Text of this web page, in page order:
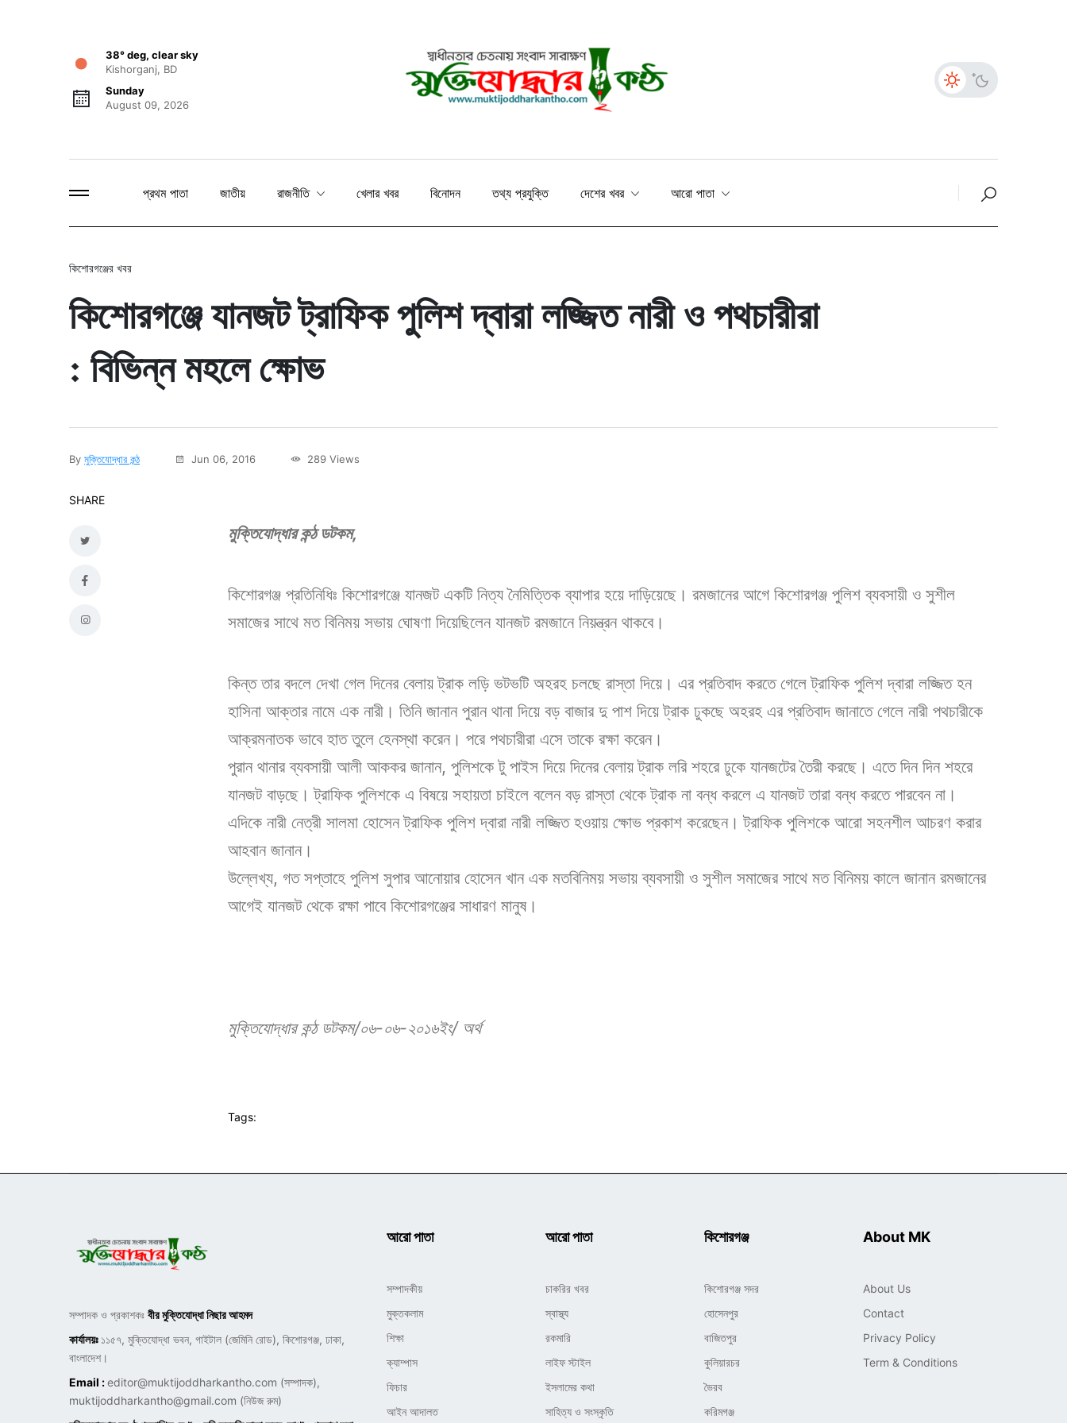
38° deg, clear sky
Kishorganj, BD
Sunday
August 09, 2026
প্রথম পাতা জাতীয় রাজনীতি খেলার খবর বিনোদন তথ্য প্রযুক্তি দেশের খবর আরো পাতা
কিশোরগঞ্জের খবর
কিশোরগঞ্জে যানজট ট্রাফিক পুলিশ দ্বারা লজ্জিত নারী ও পথচারীরা
: বিভিন্ন মহলে ক্ষোভ
By মুক্তিযোদ্ধার কন্ঠ Jun 06, 2016 289 Views
SHARE
মুক্তিযোদ্ধার কন্ঠ ডটকম,
কিশোরগঞ্জ প্রতিনিধিঃ কিশোরগঞ্জে যানজট একটি নিত্য নৈমিত্তিক ব্যাপার হয়ে দাড়িয়েছে। রমজানের আগে কিশোরগঞ্জ পুলিশ ব্যবসায়ী ও সুশীল
সমাজের সাথে মত বিনিময় সভায় ঘোষণা দিয়েছিলেন যানজট রমজানে নিয়ন্ত্রন থাকবে।
কিন্ত তার বদলে দেখা গেল দিনের বেলায় ট্রাক লড়ি ভটভটি অহরহ চলছে রাস্তা দিয়ে। এর প্রতিবাদ করতে গেলে ট্রাফিক পুলিশ দ্বারা লজ্জিত হন
হাসিনা আক্তার নামে এক নারী। তিনি জানান পুরান থানা দিয়ে বড় বাজার দু পাশ দিয়ে ট্রাক ঢুকছে অহরহ এর প্রতিবাদ জানাতে গেলে নারী পথচারীকে
আক্রমনাতক ভাবে হাত তুলে হেনস্থা করেন। পরে পথচারীরা এসে তাকে রক্ষা করেন।
পুরান থানার ব্যবসায়ী আলী আককর জানান, পুলিশকে টু পাইস দিয়ে দিনের বেলায় ট্রাক লরি শহরে ঢুকে যানজটের তৈরী করছে। এতে দিন দিন শহরে
যানজট বাড়ছে। ট্রাফিক পুলিশকে এ বিষয়ে সহায়তা চাইলে বলেন বড় রাস্তা থেকে ট্রাক না বন্ধ করলে এ যানজট তারা বন্ধ করতে পারবেন না।
এদিকে নারী নেত্রী সালমা হোসেন ট্রাফিক পুলিশ দ্বারা নারী লজ্জিত হওয়ায় ক্ষোভ প্রকাশ করেছেন। ট্রাফিক পুলিশকে আরো সহনশীল আচরণ করার
আহবান জানান।
উল্লেখ্য, গত সপ্তাহে পুলিশ সুপার আনোয়ার হোসেন খান এক মতবিনিময় সভায় ব্যবসায়ী ও সুশীল সমাজের সাথে মত বিনিময় কালে জানান রমজানের
আগেই যানজট থেকে রক্ষা পাবে কিশোরগঞ্জের সাধারণ মানুষ।
মুক্তিযোদ্ধার কন্ঠ ডটকম/০৬-০৬-২০১৬ইং/ অর্থ
Tags:
সম্পাদক ও প্রকাশকঃ বীর মুক্তিযোদ্ধা নিছার আহমদ
কার্যালয়ঃ ১১৫৭, মুক্তিযোদ্ধা ভবন, গাইটাল (জেমিনি রোড), কিশোরগঞ্জ, ঢাকা,
বাংলাদেশ।
Email :editor@muktijoddharkantho.com (সম্পাদক),
muktijoddharkantho@gmail.com (নিউজ রুম)
আরো পাতা
সম্পাদকীয়
মুক্তকলাম
শিক্ষা
ক্যাম্পাস
ফিচার
আইন আদালত
আরো পাতা
চাকরির খবর
স্বাস্থ্য
রকমারি
লাইফ স্টাইল
ইসলামের কথা
সাহিত্য ও সংস্কৃতি
কিশোরগঞ্জ
কিশোরগঞ্জ সদর
হোসেনপুর
বাজিতপুর
কুলিয়ারচর
ভৈরব
করিমগঞ্জ
About MK
About Us
Contact
Privacy Policy
Term & Conditions